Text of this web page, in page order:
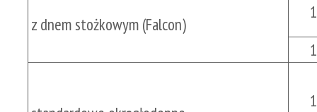
z dnem stożkowym (Falcon)